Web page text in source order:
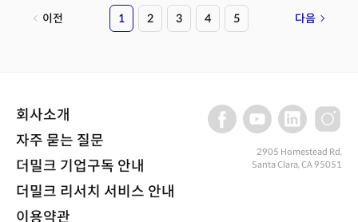
시작하는 ‘언베일드 라스베이거스(Unveiled Las Vegas)’ 역시 미디어에만
공개되는 행사다. CES 본 전시에 공개되는 제품 중 혁신상 수상작 일부를 모아
이전 1 2 3 4 5 다음
회사소개
자주 묻는 질문
더밀크 기업구독 안내
더밀크 리서치 서비스 안내
이용약관
2905 Homestead Rd,
Santa Clara, CA 95051